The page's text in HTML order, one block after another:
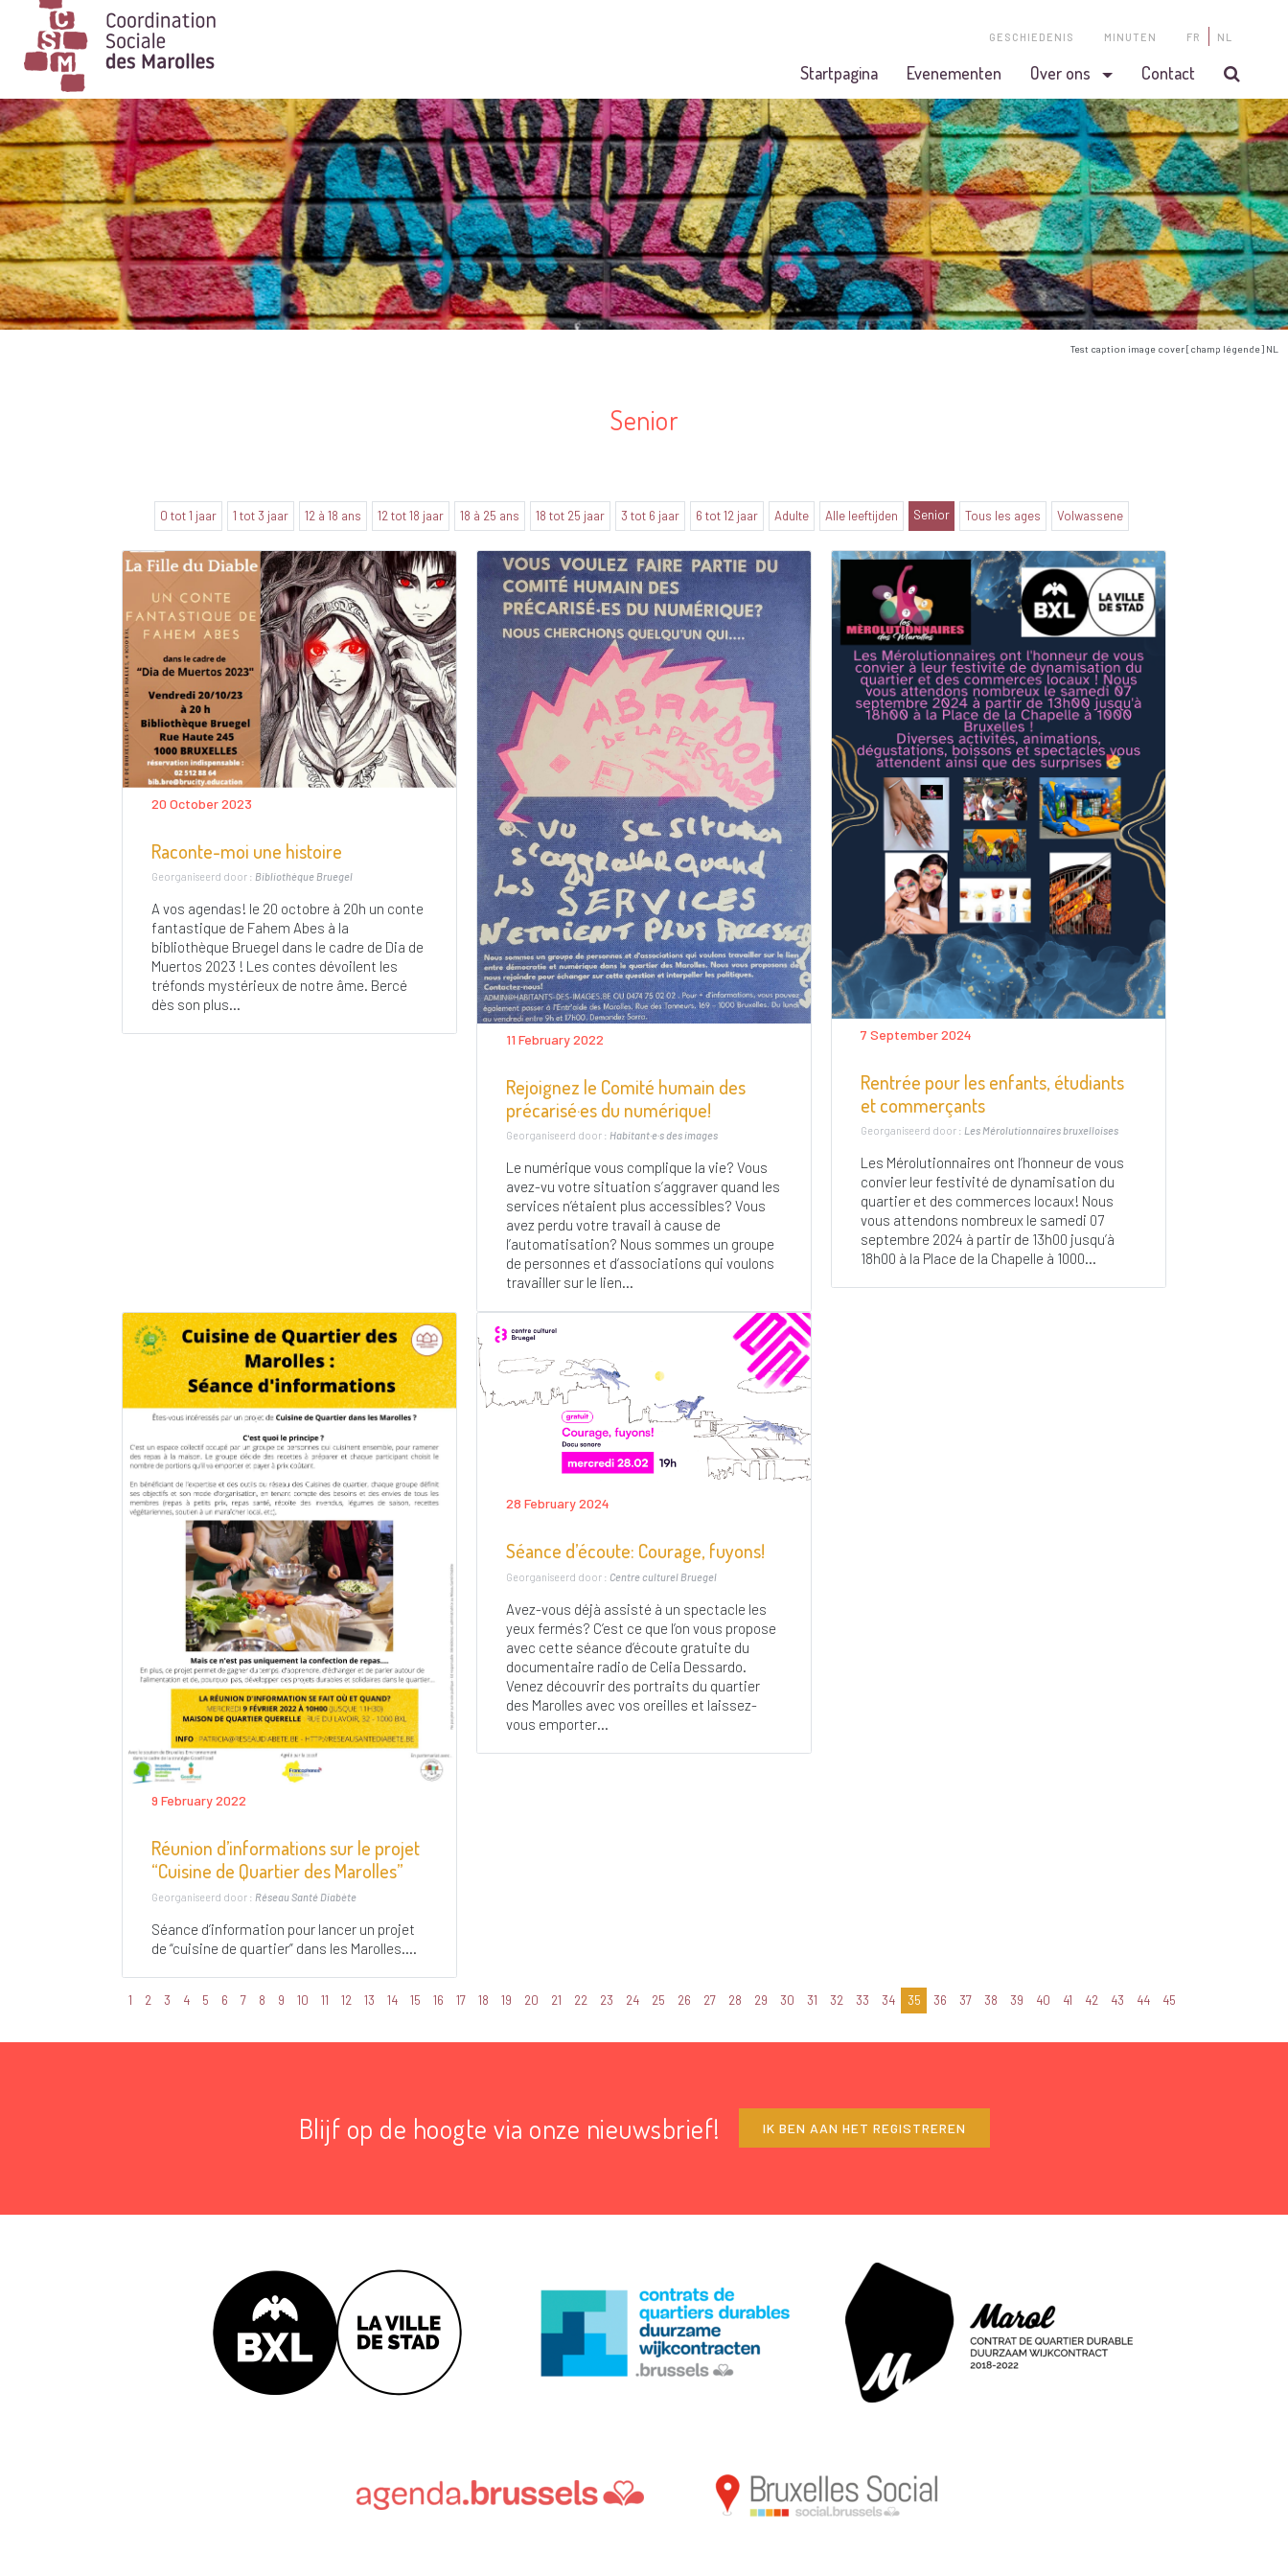
Main Navigation
GESCHIEDENIS MINUTEN FR NL
Startpagina Evenementen Over ons Contact
Test caption image cover [champ légende] NL
Senior
0 tot 1 jaar 1 tot 3 jaar 12 à 18 ans 12 tot 18 jaar 18 à 25 ans 18 tot 25 jaar 3 tot 6 jaar 6 tot 12 jaar Adulte Alle leeftijden Senior Tous les ages Volwassene
20 October 2023
Raconte-moi une histoire
Georganiseerd door : Bibliothèque Bruegel
A vos agendas! le 20 octobre à 20h un conte
fantastique de Fahem Abes à la
bibliothèque Bruegel dans le cadre de Dia de
Muertos 2023 ! Les contes dévoilent les
tréfonds mystérieux de notre âme. Bercé
dès son plus...
11 February 2022
Rejoignez le Comité humain des
précarisé·es du numérique!
Georganiseerd door : Habitant·e·s des images
Le numérique vous complique la vie? Vous
avez-vu votre situation s’aggraver quand les
services n’étaient plus accessibles? Vous
avez perdu votre travail à cause de
l’automatisation? Nous sommes un groupe
de personnes et d’associations qui voulons
travailler sur le lien...
7 September 2024
Rentrée pour les enfants, étudiants
et commerçants
Georganiseerd door : Les Mérolutionnaires bruxelloises
Les Mérolutionnaires ont l’honneur de vous
convier leur festivité de dynamisation du
quartier et des commerces locaux! Nous
vous attendons nombreux le samedi 07
septembre 2024 à partir de 13h00 jusqu’à
18h00 à la Place de la Chapelle à 1000...
9 February 2022
Réunion d’informations sur le projet
“Cuisine de Quartier des Marolles”
Georganiseerd door : Réseau Santé Diabète
Séance d’information pour lancer un projet
de “cuisine de quartier” dans les Marolles....
28 February 2024
Séance d’écoute: Courage, fuyons!
Georganiseerd door : Centre culturel Bruegel
Avez-vous déjà assisté à un spectacle les
yeux fermés? C’est ce que l’on vous propose
avec cette séance d’écoute gratuite du
documentaire radio de Celia Dessardo.
Venez découvrir des portraits du quartier
des Marolles avec vos oreilles et laissez-
vous emporter...
1 2 3 4 5 6 7 8 9 10 11 12 13 14 15 16 17 18 19 20 21 22 23 24 25 26 27 28 29 30 31 32 33 34 35 36 37 38 39 40 41 42 43 44 45
Blijf op de hoogte via onze nieuwsbrief! IK BEN AAN HET REGISTREREN